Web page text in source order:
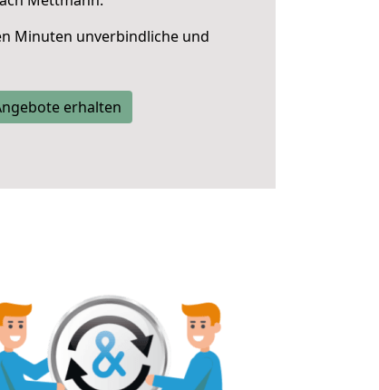
Minuten unverbindliche und
erhalten